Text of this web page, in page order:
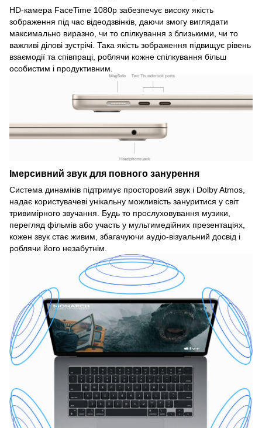
HD-камера FaceTime 1080p забезпечує високу якість
зображення під час відеодзвінків, даючи змогу виглядати
максимально виразно, чи то спілкування з близькими, чи то
важливі ділові зустрічі. Така якість зображення підвищує рівень
взаємодії та співпраці, роблячи кожне спілкування більш
особистим і продуктивним.
Імерсивний звук для повного занурення
Система динаміків підтримує просторовий звук і Dolby Atmos,
надає користувачеві унікальну можливість зануритися у світ
тривимірного звучання. Будь то прослуховування музики,
перегляд фільмів або участь у мультимедійних презентаціях,
кожен звук стає живим, збагачуючи аудіо-візуальний досвід і
роблячи його незабутнім.